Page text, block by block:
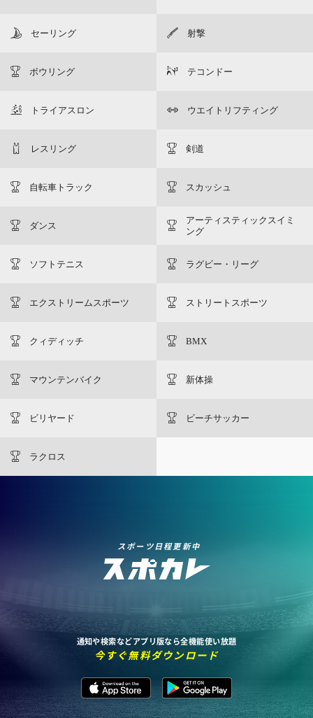
セーリング 射撃
ボウリング テコンドー
トライアスロン ウエイトリフティング
レスリング 剣道
自転車トラック スカッシュ
ダンス
アーティスティックスイミ
ング
ソフトテニス ラグビー・リーグ
エクストリームスポーツ ストリートスポーツ
クィディッチ BMX
マウンテンバイク 新体操
ビリヤード ビーチサッカー
ラクロス
スポーツ日程更新中
通知や検索などアプリ版なら全機能使い放題
今すぐ無料ダウンロード